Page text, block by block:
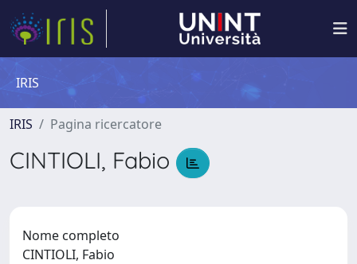
IRIS
IRIS Pagina ricercatore
CINTIOLI, Fabio
Nome completo
CINTIOLI, Fabio